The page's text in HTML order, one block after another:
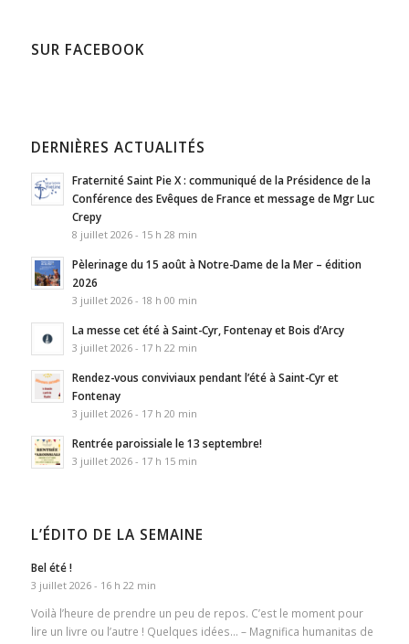
SUR FACEBOOK
DERNIÈRES ACTUALITÉS
Fraternité Saint Pie X : communiqué de la Présidence de la
Conférence des Evêques de France et message de Mgr Luc
Crepy
8 juillet 2026 - 15 h 28 min
Pèlerinage du 15 août à Notre-Dame de la Mer – édition
2026
3 juillet 2026 - 18 h 00 min
La messe cet été à Saint-Cyr, Fontenay et Bois d’Arcy
3 juillet 2026 - 17 h 22 min
Rendez-vous conviviaux pendant l’été à Saint-Cyr et
Fontenay
3 juillet 2026 - 17 h 20 min
Rentrée paroissiale le 13 septembre!
3 juillet 2026 - 17 h 15 min
L’ÉDITO DE LA SEMAINE
Bel été !
3 juillet 2026 - 16 h 22 min
Voilà l’heure de prendre un peu de repos. C’est le moment pour
lire un livre ou l’autre ! Quelques idées… – Magnifica humanitas de